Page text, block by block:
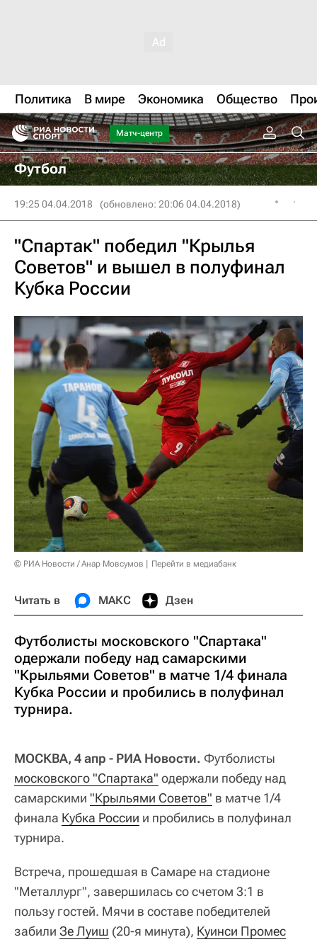
Политика В мире Экономика Общество
Матч-центр
Футбол
19:25 04.04.2018 (обновлено: 20:06 04.04.2018)
"Спартак" победил "Крылья
Советов" и вышел в полуфинал
Кубка России
© РИА Новости / Анар Мовсумов Перейти в медиабанк
Читать в МАКС Дзен
Футболисты московского "Спартака"
одержали победу над самарскими
"Крыльями Советов" в матче 1/4 финала
Кубка России и пробились в полуфинал
турнира.
МОСКВА, 4 апр - РИА Новости. Футболисты
московского "Спартака" одержали победу над
самарскими "Крыльями Советов" в матче 1/4
финала Кубка России и пробились в полуфинал
турнира.
Встреча, прошедшая в Самаре на стадионе
"Металлург", завершилась со счетом 3:1 в
пользу гостей. Мячи в составе победителей
забили Зе Луиш (20-я минута), Куинси Промес